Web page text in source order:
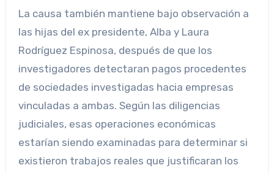
La causa también mantiene bajo observación a
las hijas del ex presidente, Alba y Laura
Rodríguez Espinosa, después de que los
investigadores detectaran pagos procedentes
de sociedades investigadas hacia empresas
vinculadas a ambas. Según las diligencias
judiciales, esas operaciones económicas
estarían siendo examinadas para determinar si
existieron trabajos reales que justificaran los